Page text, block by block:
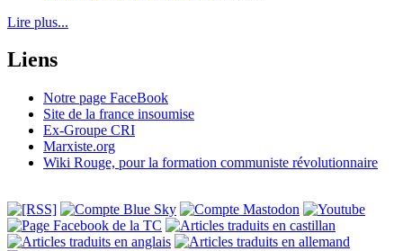
Lire plus...
Liens
Notre page FaceBook
Site de la france insoumise
Ex-Groupe CRI
Marxiste.org
Wiki Rouge, pour la formation communiste révolutionnaire